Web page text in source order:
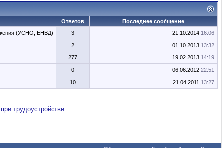
Ответов
Последнее сообщение
(УСНО, ЕНВД) 3 21.10.2014 16:06
2 01.10.2013 13:32
277 19.02.2013 14:19
0 06.06.2012 22:51
10 21.04.2011 13:27
трудоустройстве